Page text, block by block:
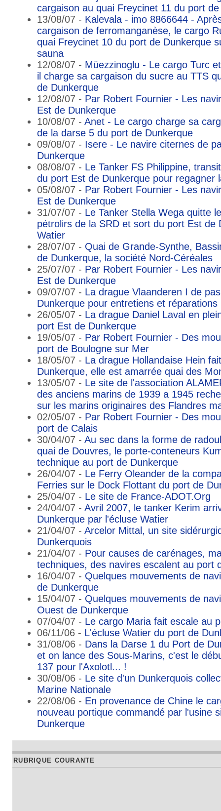
cargaison au quai Freycinet 11 du port
13/08/07 - Kalevala - imo 8866644 -
cargaison de ferromanganèse, le cargo
quai Freycinet 10 du port de Dunkerque
sauna
12/08/07 - Müezzinoglu - Le cargo Turc
il charge sa cargaison du sucre au TTS
de Dunkerque
12/08/07 - Par Robert Fournier - Les
Est de Dunkerque
10/08/07 - Anet - Le cargo charge sa
de la darse 5 du port de Dunkerque
09/08/07 - Isere - Le navire citernes de
Dunkerque
08/08/07 - Le Tanker FS Philippine,
du port Est de Dunkerque pour regagner
05/08/07 - Par Robert Fournier - Les
Est de Dunkerque
31/07/07 - Le Tanker Stella Wega quitte
pétrolirs de la SRD et sort du port Est de
Watier
28/07/07 - Quai de Grande-Synthe,
de Dunkerque, la société Nord-Céréales
25/07/07 - Par Robert Fournier - Les
Est de Dunkerque
09/07/07 - La drague Vlaanderen I de
Dunkerque pour entretiens et réparations
26/05/07 - La drague Daniel Laval en
port Est de Dunkerque
19/05/07 - Par Robert Fournier - Des
port de Boulogne sur Mer
18/05/07 - La drague Hollandaise Hein
Dunkerque, elle est amarrée quai des
13/05/07 - Le site de l'association
des anciens marins de 1939 a 1945
sur les marins originaires des Flandres
02/05/07 - Par Robert Fournier - Des
port de Calais
30/04/07 - Au sec dans la forme de
quai de Douvres, le porte-conteneurs
technique au port de Dunkerque
26/04/07 - Le Ferry Oleander de la
Ferries sur le Dock Flottant du port de
25/04/07 - Le site de France-ADOT.Org
24/04/07 - Avril 2007, le tanker Kerim
Dunkerque par l'écluse Watier
21/04/07 - Arcelor Mittal, un site
Dunkerquois
21/04/07 - Pour causes de carénages,
techniques, des navires escalent au port
16/04/07 - Quelques mouvements de
de Dunkerque
15/04/07 - Quelques mouvements de
Ouest de Dunkerque
07/04/07 - Le cargo Maria fait escale au
06/11/06 - L'écluse Watier du port de
31/08/06 - Dans la Darse 1 du Port de
et on lance des Sous-Marins, c'est le
137 pour l'Axolotl... !
30/08/06 - Le site d'un Dunkerquois
Marine Nationale
22/08/06 - En provenance de Chine le
nouveau portique commandé par l'usine
Dunkerque
RUBRIQUE COURANTE